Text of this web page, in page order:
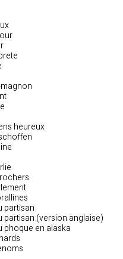
magnon
heureux
partisan
partisan (version anglaise)
phoque en alaska